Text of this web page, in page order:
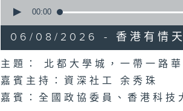
seconds
54
minutes,
46
secondsVolume
90%
00:00
06/08/2026 - 香港有情天
主題： 北都大學城，一帶一路
嘉賓主持：資深社工 余秀珠
嘉賓：全國政協委員、香港科